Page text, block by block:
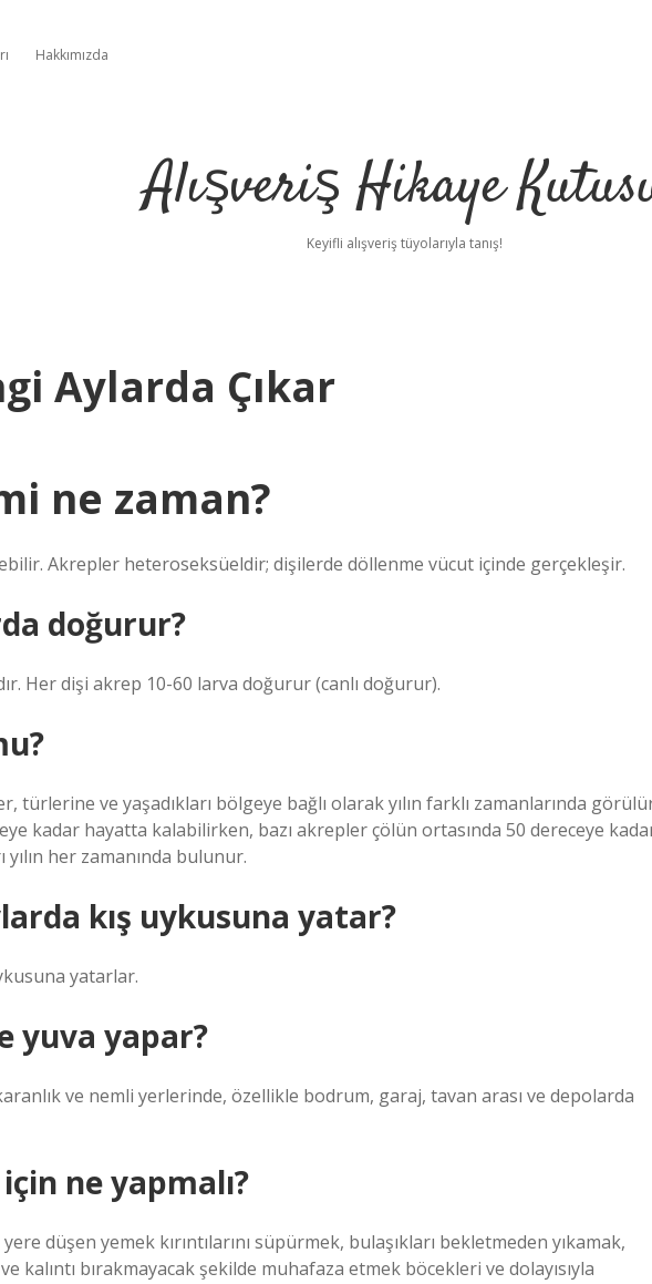
Hakkımızda
Alışveriş Hikaye
Keyifli alışveriş tüyolarıyla tanış!
Aylarda Çıkar
ne zaman?
Akrepler heteroseksüeldir; dişilerde döllenme vücut içinde gerçekleşir.
doğurur?
Her dişi akrep 10-60 larva doğurur (canlı doğurur).
ve yaşadıkları bölgeye bağlı olarak yılın farklı zamanlarında
kadar hayatta kalabilirken, bazı akrepler çölün ortasında 50 dereceye
her zamanında bulunur.
kış uykusuna yatar?
yatarlar.
yuva yapar?
ve nemli yerlerinde, özellikle bodrum, garaj, tavan arası ve depolarda
ne yapmalı?
düşen yemek kırıntılarını süpürmek, bulaşıkları bekletmeden yıkamak,
kalıntı bırakmayacak şekilde muhafaza etmek böcekleri ve dolayısıyla